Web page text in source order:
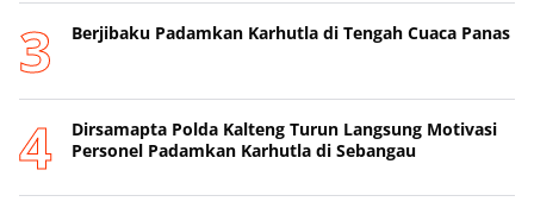
Berjibaku Padamkan Karhutla di Tengah Cuaca Panas
Dirsamapta Polda Kalteng Turun Langsung Motivasi
Personel Padamkan Karhutla di Sebangau